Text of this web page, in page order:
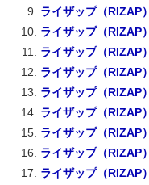
ライザップ（RIZAP
ライザップ（RIZAP
ライザップ（RIZAP
ライザップ（RIZAP
ライザップ（RIZAP
ライザップ（RIZAP
ライザップ（RIZAP
ライザップ（RIZAP
ライザップ（RIZAP